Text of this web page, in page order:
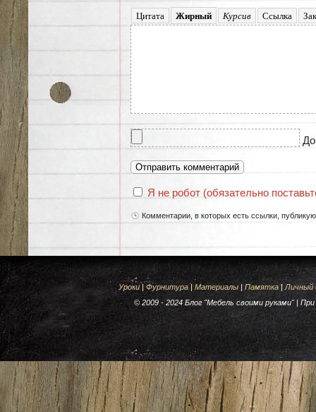
Я не робот (обязательно
Комментарии, в которых есть ссылки,
Уроки| Фурнитура|Материалы| Памятка| Личный
© 2009 - 2024 Блог "Мебель своими руками" |